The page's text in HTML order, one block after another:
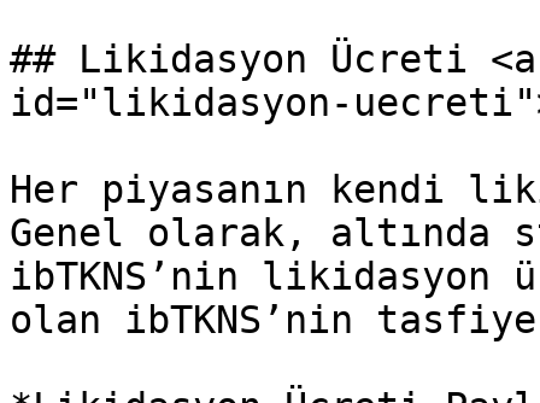
## Likidasyon Ücreti
id="likidasyon-
Her piyasanın kendi
Genel olarak, altında
ibTKNS’nin
olan ibTKNS’nin